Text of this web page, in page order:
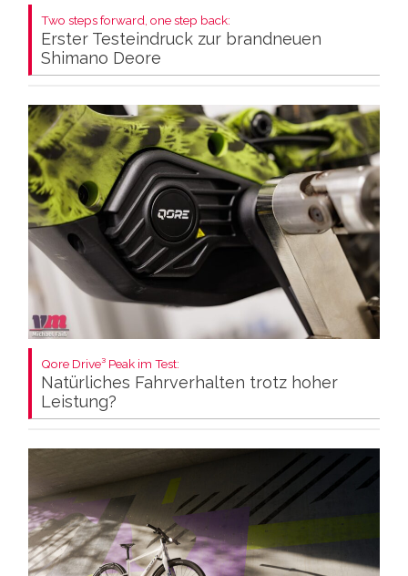
Two steps forward, one step back:
Erster Testeindruck zur brandneuen
Shimano Deore
Qore Drive³ Peak im Test:
Natürliches Fahrverhalten trotz hoher
Leistung?